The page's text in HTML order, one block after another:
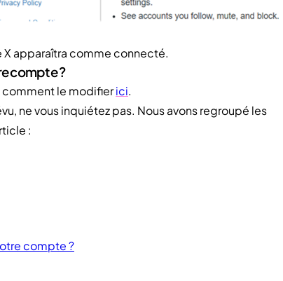
apparaîtra comme connecté.
compte ?
comment le modifierici.
ne vous inquiétez pas. Nous avons regroupé les
:
compte ?